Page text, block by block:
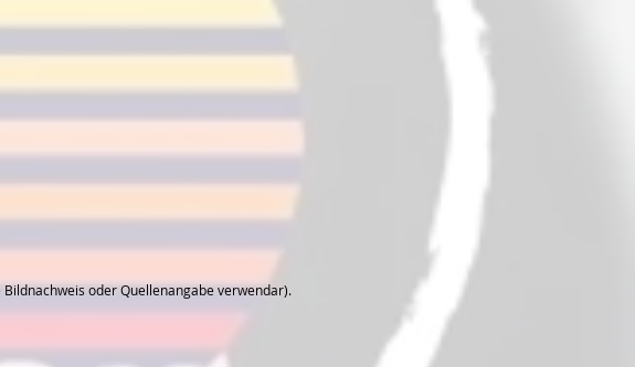
oder Quellenangabe verwendar).